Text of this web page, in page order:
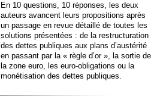
En 10 questions, 10 réponses, les deux
auteurs avancent leurs propositions après
un passage en revue détaillé de toutes les
solutions présentées : de la restructuration
des dettes publiques aux plans d’austérité
en passant par la « règle d’or », la sortie de
la zone euro, les euro-obligations ou la
monétisation des dettes publiques.